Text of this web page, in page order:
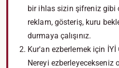
bir ihlas sizin şifreniz gibi
reklam, gösteriş, kuru
durmaya çalışınız.
Kur'an ezberlemek için İYİ
Nereyi ezberleyecekseniz